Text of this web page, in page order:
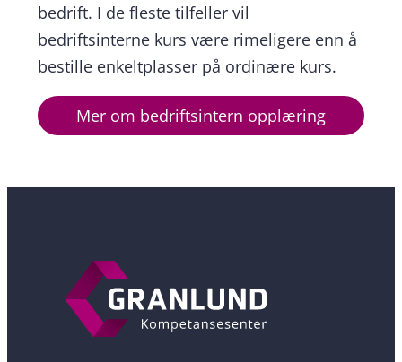
bedrift. I de fleste tilfeller vil
bedriftsinterne kurs være rimeligere enn å
bestille enkeltplasser på ordinære kurs.
Mer om bedriftsintern opplæring